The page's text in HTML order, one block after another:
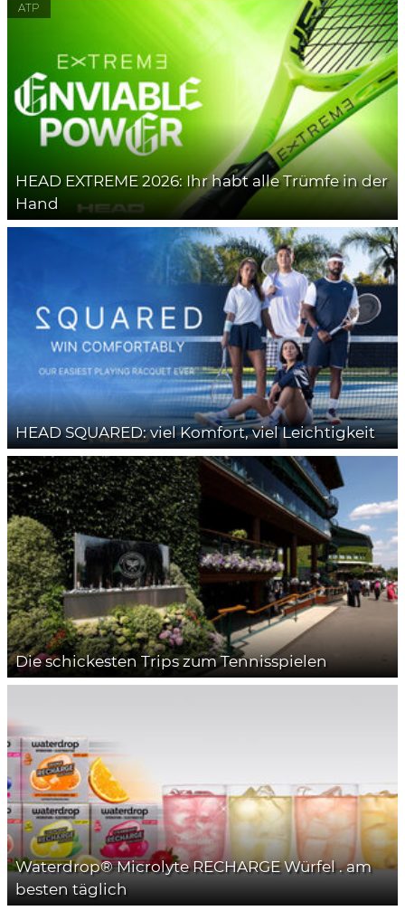
ATP
HEAD EXTREME 2026: Ihr habt alle Trümfe in der
Hand
HEAD SQUARED: viel Komfort, viel Leichtigkeit
Die schickesten Trips zum Tennisspielen
Waterdrop® Microlyte RECHARGE Würfel . am
besten täglich